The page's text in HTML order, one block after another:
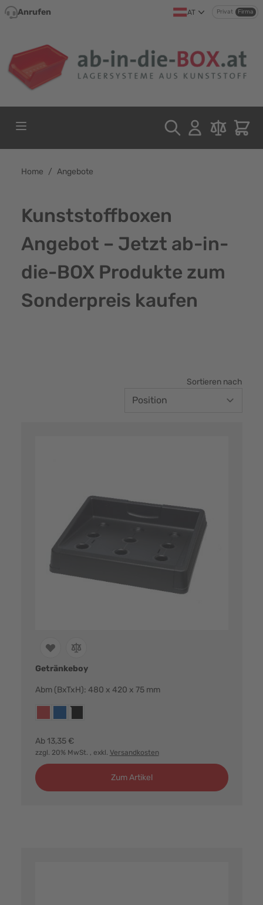
Direkt zum Inhalt
Anrufen AT Privat Firma
Home / Angebote
Kunststoffboxen
Angebot – Jetzt ab-in-
die-BOX Produkte zum
Sonderpreis kaufen
Sortieren nach
Getränkeboy
Abm (BxTxH): 480 x 420 x 75 mm
Farbvarianten:
Ab 13,35 €
zzgl. 20% MwSt. , exkl. Versandkosten
Zum Artikel